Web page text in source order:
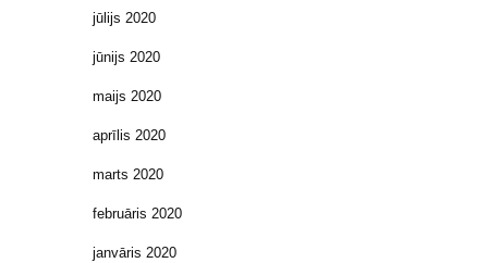
jūlijs 2020
jūnijs 2020
maijs 2020
aprīlis 2020
marts 2020
februāris 2020
janvāris 2020